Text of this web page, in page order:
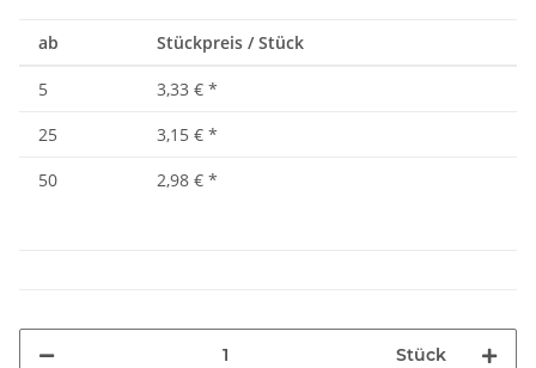
ab Stückpreis / Stück
5 3,33 € *
25
3,15 € *
50
2,98 € *
Stück